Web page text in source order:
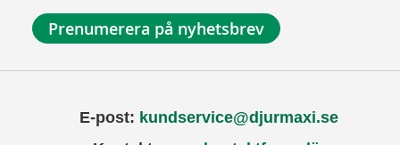
Prenumerera på nyhetsbrev
E-post: kundservice@djurmaxi.se